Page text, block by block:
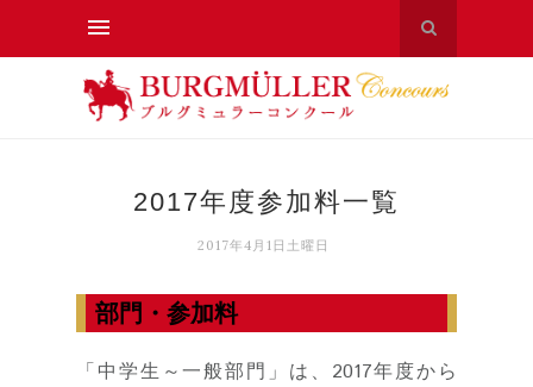
2017年度参加料一覧
2017年4月1日土曜日
部門・参加料
「中学生～一般部門」は、2017年度から